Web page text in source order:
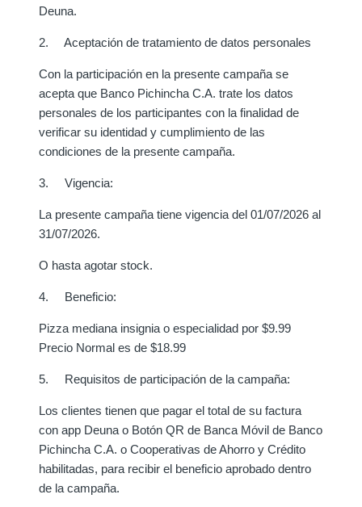
Deuna.
2. Aceptación de tratamiento de datos personales
Con la participación en la presente campaña se
acepta que Banco Pichincha C.A. trate los datos
personales de los participantes con la finalidad de
verificar su identidad y cumplimiento de las
condiciones de la presente campaña.
3. Vigencia:
La presente campaña tiene vigencia del 01/07/2026 al
31/07/2026.
O hasta agotar stock.
4. Beneficio:
Pizza mediana insignia o especialidad por $9.99
Precio Normal es de $18.99
5. Requisitos de participación de la campaña:
Los clientes tienen que pagar el total de su factura
con app Deuna o Botón QR de Banca Móvil de Banco
Pichincha C.A. o Cooperativas de Ahorro y Crédito
habilitadas, para recibir el beneficio aprobado dentro
de la campaña.